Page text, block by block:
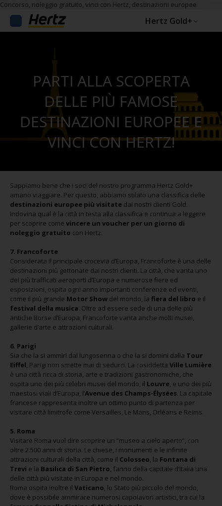
Concorso, noleggio gratuito, vinci con Hertz, destinazioni europee
Hertz Gold+
PARTI ALLA SCOPERTA
DELLE PIÙ FAMOSE
DESTINAZIONI EUROPEE E
VINCI CON HERTZ!
Sappiamo bene che i soci del nostro programma Hertz Gold+
amano viaggiare. Per questo, abbiamo stilato una classifica delle
destinazioni europee più visitate dai nostri clienti Gold.
Indovina qual è la città in testa alla classifica e continua a leggere
per scoprire come vincere un voucher per un giorno di
noleggio gratuito con Hertz.
7. Francoforte
Considerata il principale crocevia d’Europa, Francoforte è una delle
destinazioni più gettonate dai nostri clienti. La città, che vanta uno
dei più trafficati aeroporti d’Europa e numerose fiere ed
esposizioni, ospita ogni anno importanti conferenze ed eventi,
come il più grande Motor Show del mondo, la fiera del libro e il
festival della musica. Oltre ad essere sede di una delle più
antiche Borse d’Europa, Francoforte vanta anche molti musei,
gallerie d’arte e attrazioni culturali.
6. Parigi
Sia che la si ammiri dal lungosenna o che la si domini dalla Tour
Eiffel, Parigi non smette mai di sedurci. La cosiddetta Ville Lumière
è una città ricca di storia, arte e tradizioni gastronomiche, che
ospita uno dei più celebri musei del mondo, il Louvre, e uno dei più
maestosi viali d’Europa, l’Avenue des Champs-Élysées. La capitale
francese rappresenta inoltre un ottimo punto di partenza per
visitare città limitrofe come Versailles, Le Mans, Orléans e Reims.
5. Roma
Visitare Roma vuol dire scoprire un “museo a cielo aperto”, con
oltre 2.500 anni di storia. Le chiese, i monumenti e le infinite
attrazioni culturali della città, come il Colosseo, la Fontana di
Trevi e la Basilica di San Pietro, fanno della capitale d’Italia una
delle città più visitate in Europa e nel mondo.
Roma ospita inoltre il Vaticano, lo Stato più piccolo del mondo,
dove è possibile ammirare numerosi capolavori artistici, tra cui la